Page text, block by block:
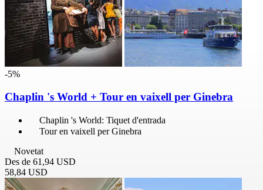
-5%
Chaplin 's World + Tour en vaixell per Ginebra
Chaplin 's World: Tiquet d'entrada
Tour en vaixell per Ginebra
Novetat
Des de 61,94 USD
58,84 USD